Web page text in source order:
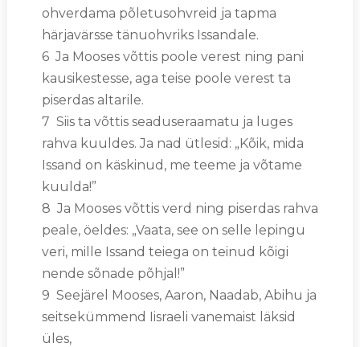
ohverdama põletusohvreid ja tapma
härjavärsse tänuohvriks Issandale.
6 Ja Mooses võttis poole verest ning pani
kausikestesse, aga teise poole verest ta
piserdas altarile.
7 Siis ta võttis seaduseraamatu ja luges
rahva kuuldes. Ja nad ütlesid: „Kõik, mida
Issand on käskinud, me teeme ja võtame
kuulda!”
8 Ja Mooses võttis verd ning piserdas rahva
peale, öeldes: „Vaata, see on selle lepingu
veri, mille Issand teiega on teinud kõigi
nende sõnade põhjal!”
9 Seejärel Mooses, Aaron, Naadab, Abihu ja
seitsekümmend Iisraeli vanemaist läksid
üles,